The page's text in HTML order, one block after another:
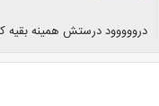
درووووود درستش همینه